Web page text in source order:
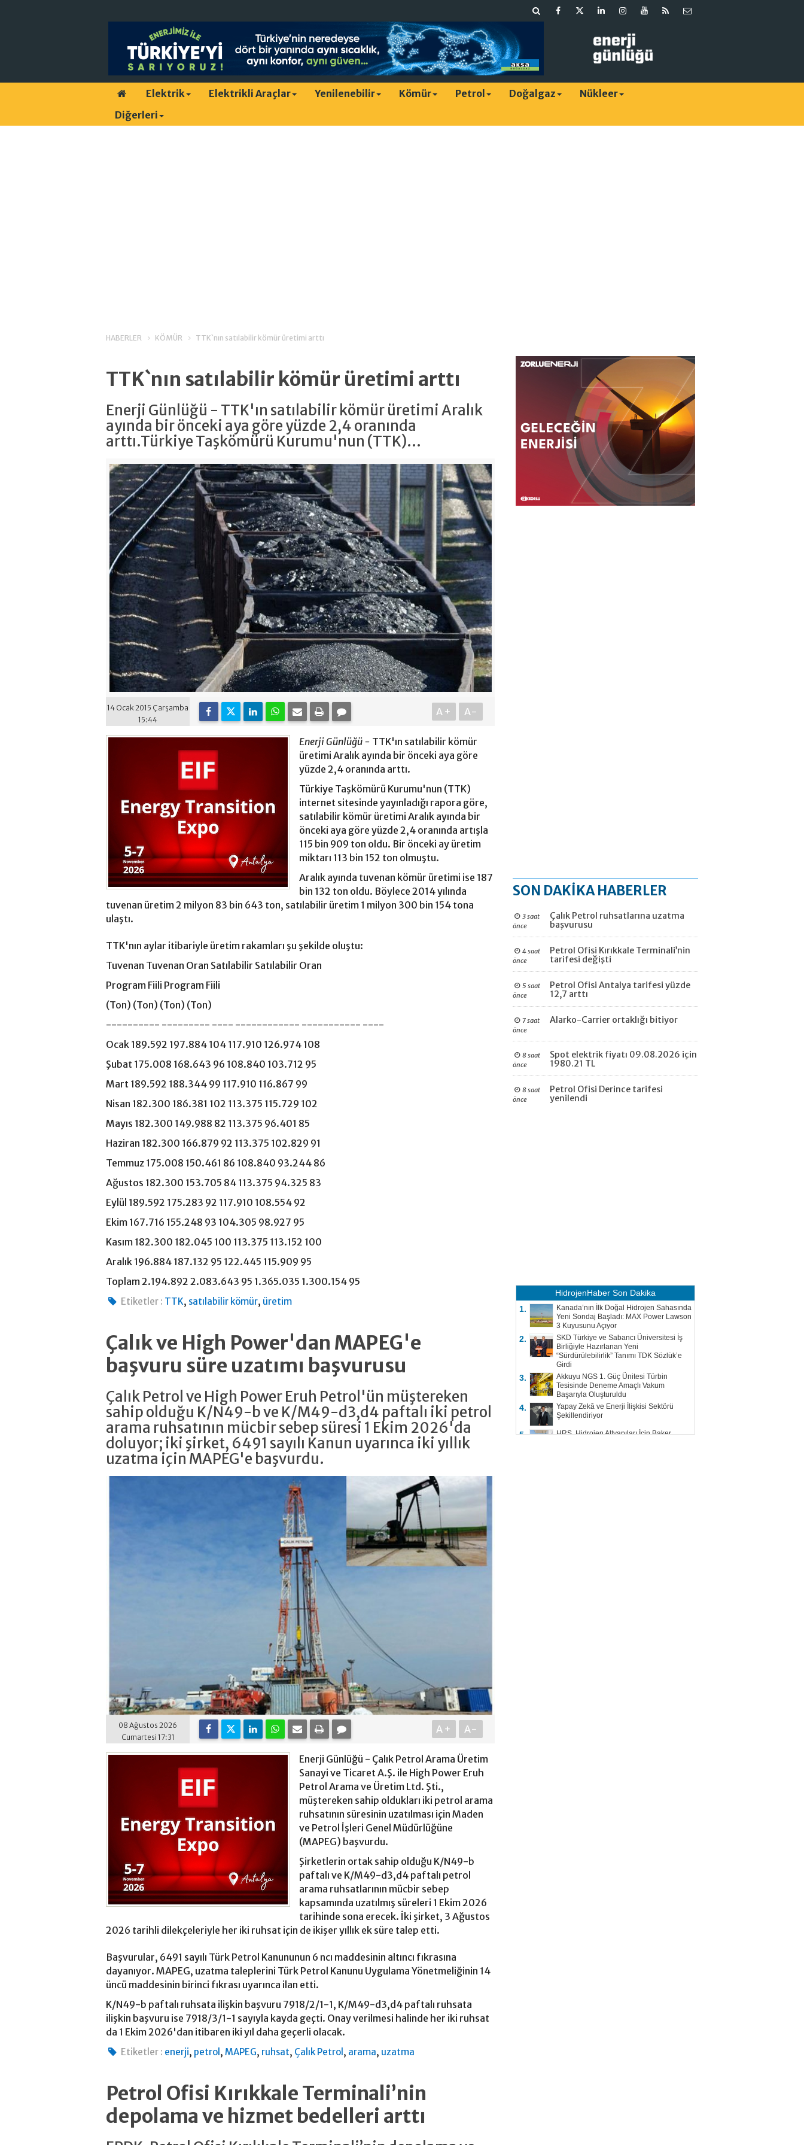
Elektrik Elektrikli Araçlar Yenilenebilir Kömür Petrol Doğalgaz
Nükleer
Diğerleri
HABERLER KÖMÜR TTK`nın satılabilir kömür üretimi arttı
TTK`nın satılabilir kömür üretimi arttı
Enerji Günlüğü - TTK'ın satılabilir kömür üretimi Aralık
ayında bir önceki aya göre yüzde 2,4 oranında
arttı.Türkiye Taşkömürü Kurumu'nun (TTK)...
14 Ocak 2015 Çarşamba
15:44
A+ A-
Enerji Günlüğü - TTK'ın satılabilir kömür
üretimi Aralık ayında bir önceki aya göre
yüzde 2,4 oranında arttı.
Türkiye Taşkömürü Kurumu'nun (TTK)
internet sitesinde yayınladığı rapora göre,
satılabilir kömür üretimi Aralık ayında bir
önceki aya göre yüzde 2,4 oranında artışla
115 bin 909 ton oldu. Bir önceki ay üretim
miktarı 113 bin 152 ton olmuştu.
Aralık ayında tuvenan kömür üretimi ise 187
bin 132 ton oldu. Böylece 2014 yılında
tuvenan üretim 2 milyon 83 bin 643 ton, satılabilir üretim 1 milyon 300 bin 154 tona
ulaştı.
TTK'nın aylar itibariyle üretim rakamları şu şekilde oluştu:
Tuvenan Tuvenan Oran Satılabilir Satılabilir Oran
Program Fiili Program Fiili
(Ton) (Ton) (Ton) (Ton)
---------- --------- ---- ------------ ----------- ----
Ocak 189.592 197.884 104 117.910 126.974 108
Şubat 175.008 168.643 96 108.840 103.712 95
Mart 189.592 188.344 99 117.910 116.867 99
Nisan 182.300 186.381 102 113.375 115.729 102
Mayıs 182.300 149.988 82 113.375 96.401 85
Haziran 182.300 166.879 92 113.375 102.829 91
Temmuz 175.008 150.461 86 108.840 93.244 86
Ağustos 182.300 153.705 84 113.375 94.325 83
Eylül 189.592 175.283 92 117.910 108.554 92
Ekim 167.716 155.248 93 104.305 98.927 95
Kasım 182.300 182.045 100 113.375 113.152 100
Aralık 196.884 187.132 95 122.445 115.909 95
Toplam 2.194.892 2.083.643 95 1.365.035 1.300.154 95
Etiketler : TTK, satılabilir kömür, üretim
Çalık ve High Power'dan MAPEG'e
başvuru süre uzatımı başvurusu
Çalık Petrol ve High Power Eruh Petrol'ün müştereken
sahip olduğu K/N49-b ve K/M49-d3,d4 paftalı iki petrol
arama ruhsatının mücbir sebep süresi 1 Ekim 2026'da
doluyor; iki şirket, 6491 sayılı Kanun uyarınca iki yıllık
uzatma için MAPEG'e başvurdu.
08 Ağustos 2026
Cumartesi 17:31
A+ A-
Enerji Günlüğü - Çalık Petrol Arama Üretim
Sanayi ve Ticaret A.Ş. ile High Power Eruh
Petrol Arama ve Üretim Ltd. Şti.,
müştereken sahip oldukları iki petrol arama
ruhsatının süresinin uzatılması için Maden
ve Petrol İşleri Genel Müdürlüğüne
(MAPEG) başvurdu.
Şirketlerin ortak sahip olduğu K/N49-b
paftalı ve K/M49-d3,d4 paftalı petrol
arama ruhsatlarının mücbir sebep
kapsamında uzatılmış süreleri 1 Ekim 2026
tarihinde sona erecek. İki şirket, 3 Ağustos
2026 tarihli dilekçeleriyle her iki ruhsat için de ikişer yıllık ek süre talep etti.
Başvurular, 6491 sayılı Türk Petrol Kanununun 6 ncı maddesinin altıncı fıkrasına
dayanıyor. MAPEG, uzatma taleplerini Türk Petrol Kanunu Uygulama Yönetmeliğinin 14
üncü maddesinin birinci fıkrası uyarınca ilan etti.
K/N49-b paftalı ruhsata ilişkin başvuru 7918/2/1-1, K/M49-d3,d4 paftalı ruhsata
ilişkin başvuru ise 7918/3/1-1 sayıyla kayda geçti. Onay verilmesi halinde her iki ruhsat
da 1 Ekim 2026'dan itibaren iki yıl daha geçerli olacak.
Etiketler : enerji, petrol ,MAPEG, ruhsat, Çalık Petrol , arama, uzatma
Petrol Ofisi Kırıkkale Terminali’nin
depolama ve hizmet bedelleri arttı
SON DAKİKA HABERLER
3 saat
önce
Çalık Petrol ruhsatlarına uzatma
başvurusu
4 saat
önce
Petrol Ofisi Kırıkkale Terminali’nin
tarifesi değişti
5 saat
önce
Petrol Ofisi Antalya tarifesi yüzde
12,7 arttı
7 saat
önce
Alarko-Carrier ortaklığı bitiyor
8 saat
önce
Spot elektrik fiyatı 09.08.2026 için
1980.21 TL
8 saat
önce
Petrol Ofisi Derince tarifesi
yenilendi
HidrojenHaber Son Dakika
1.
Kanada’nın İlk Doğal Hidrojen Sahasında
Yeni Sondaj Başladı: MAX Power Lawson
3 Kuyusunu Açıyor
2.
SKD Türkiye ve Sabancı Üniversitesi İş
Birliğiyle Hazırlanan Yeni
“Sürdürülebilirlik” Tanımı TDK Sözlük’e
Girdi
3.
Akkuyu NGS 1. Güç Ünitesi Türbin
Tesisinde Deneme Amaçlı Vakum
Başarıyla Oluşturuldu
4.
Yapay Zekâ ve Enerji İlişkisi Sektörü
Şekillendiriyor
5.
HRS, Hidrojen Altyapıları İçin Baker